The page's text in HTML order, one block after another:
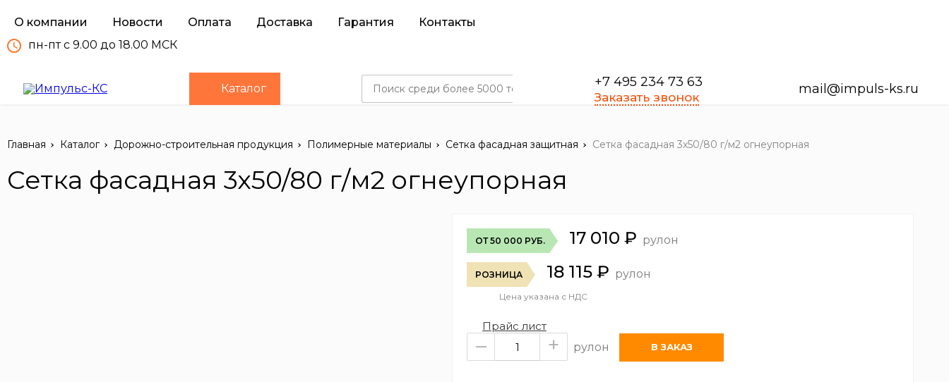
О компании Новости Оплата Доставка Гарантия
Контакты
пн-пт с 9.00 до 18.00 МСК
Каталог +7 495 234 73 63
Заказать звонок
mail@impuls-ks.ru
Главная Каталог Дорожно-строительная продукция Полимерные материалы Сетка фасадная защитная Сетка фасадная 3х50/80 г/м2 огнеупорная
Сетка фасадная 3х50/80 г/м2 огнеупорная
ОТ 50 000 РУБ. 17 010 ₽ рулон
РОЗНИЦА 18 115 ₽ рулон
Цена указана с НДС
Прайс лист
– + рулон